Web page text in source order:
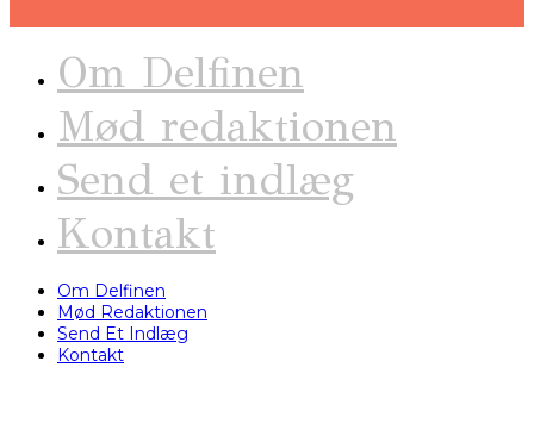
Om Delfinen
Mød redaktionen
Send et indlæg
Kontakt
Om Delfinen
Mød Redaktionen
Send Et Indlæg
Kontakt